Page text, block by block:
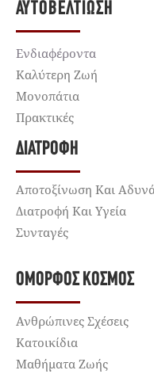
ΑΥΤΟΒΕΛΤΊΩΣΗ
Ενδιαφέροντα
Καλύτερη Ζωή
Μονοπάτια
Πρακτικές
ΔΙΑΤΡΟΦΉ
Αποτοξίνωση Και
Διατροφή Και Υγεία
Συνταγές
ΌΜΟΡΦΟΣ ΚΌΣΜΟΣ
Ανθρώπινες Σχέσεις
Κατοικίδια
Μαθήματα Ζωής